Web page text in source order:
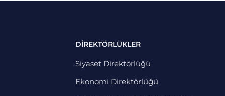
DİREKTÖRLÜKLER
Siyaset Direktörlüğü
Ekonomi Direktörlüğü